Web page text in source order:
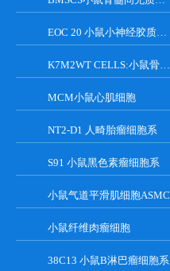
EOC 20 小鼠小神经胶质细胞系
K7M2WT CELLS:小鼠骨肉瘤成骨细胞系
MCM小鼠心肌细胞
NT2-D1 人畸胎瘤细胞系
S91 小鼠黑色素瘤细胞系
小鼠气道平滑肌细胞ASMC
小鼠纤维肉瘤细胞
38C13 小鼠B淋巴瘤细胞系